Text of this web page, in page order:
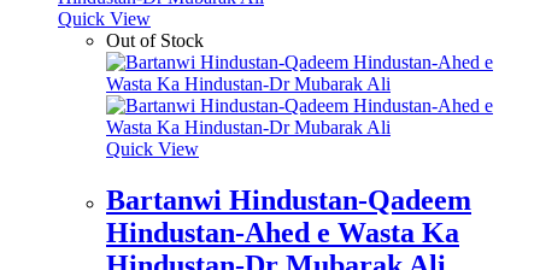
Quick View
Out of Stock
Quick View
Bartanwi Hindustan-Qadeem
Hindustan-Ahed e Wasta Ka